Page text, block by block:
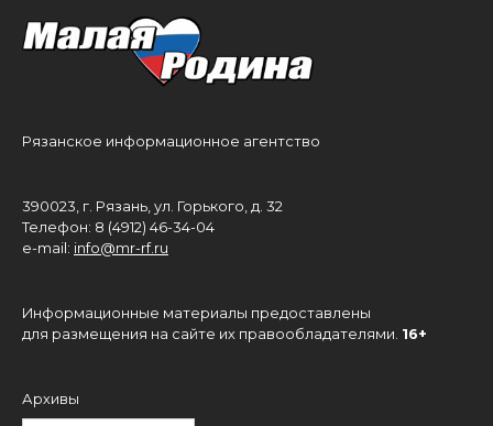
Рязанское информационное агентство
390023, г. Рязань, ул. Горького, д. 32
Телефон: 8 (4912) 46-34-04
e-mail: info@mr-rf.ru
Информационные материалы предоставлены
для размещения на сайте их правообладателями. 16+
Архивы